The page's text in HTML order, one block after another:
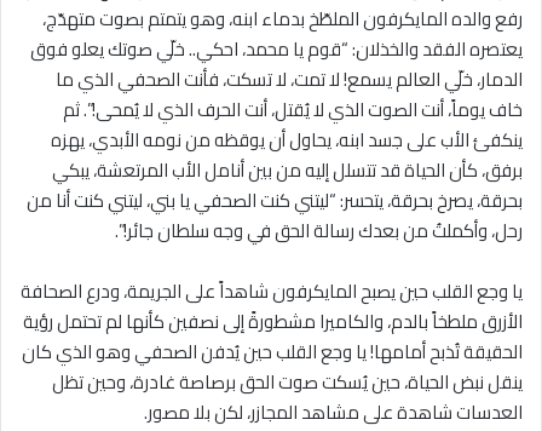
رفع والده المايكرفون الملطّخ بدماء ابنه، وهو يتمتم بصوت متهدّج،
يعتصره الفقد والخذلان: “قوم يا محمد، احكي.. خلّي صوتك يعلو فوق
الدمار، خلّي العالم يسمع! لا تمت، لا تسكت، فأنت الصحفي الذي ما
خاف يوماً، أنت الصوت الذي لا يُقتل، أنت الحرف الذي لا يُمحى!”. ثم
ينكفئ الأب على جسد ابنه، يحاول أن يوقظه من نومه الأبدي، يهزه
برفق، كأن الحياة قد تتسلل إليه من بين أنامل الأب المرتعشة، يبكي
بحرقة، يصرخ بحرقة، يتحسر: “ليتني كنت الصحفي يا بني، ليتني كنت أنا من
رحل، وأكملتُ من بعدك رسالة الحق في وجه سلطان جائر!”.
يا وجع القلب حين يصبح المايكرفون شاهداً على الجريمة، ودرع الصحافة
الأزرق ملطخاً بالدم، والكاميرا مشطورةً إلى نصفين كأنها لم تحتمل رؤية
الحقيقة تُذبح أمامها! يا وجع القلب حين يُدفن الصحفي وهو الذي كان
ينقل نبض الحياة، حين يُسكت صوت الحق برصاصة غادرة، وحين تظل
العدسات شاهدة على مشاهد المجازر، لكن بلا مصور.